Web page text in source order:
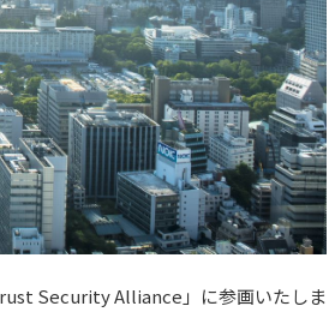
Security Alliance」に参画いたしま